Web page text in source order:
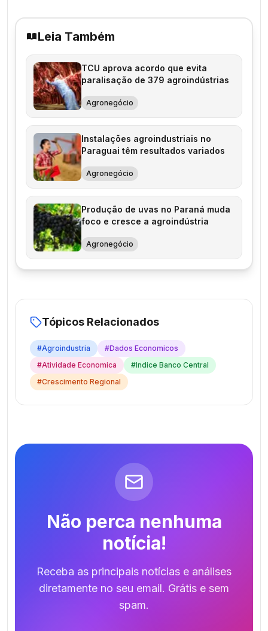
Leia Também
TCU aprova acordo que evita
paralisação de 379 agroindústrias
Agronegócio
Instalações agroindustriais no
Paraguai têm resultados variados
Agronegócio
Produção de uvas no Paraná muda
foco e cresce a agroindústria
Agronegócio
Tópicos Relacionados
#Agroindustria #Dados Economicos
#Atividade Economica #Indice Banco Central
#Crescimento Regional
Não perca nenhuma
notícia!
Receba as principais notícias e análises
diretamente no seu email. Grátis e sem
spam.